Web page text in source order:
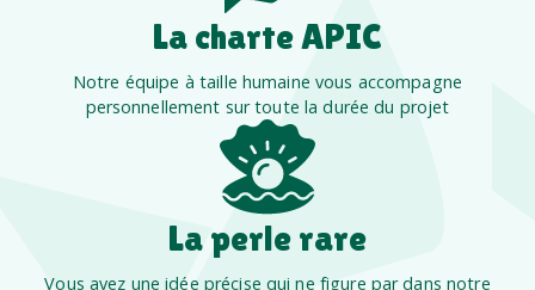
La charte APIC
Notre équipe à taille humaine vous accompagne
personnellement sur toute la durée du projet
La perle rare
Vous avez une idée précise qui ne figure par dans notre